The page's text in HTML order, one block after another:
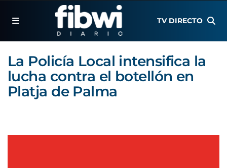
TV DIRECTO
La Policía Local intensifica la
lucha contra el botellón en
Platja de Palma